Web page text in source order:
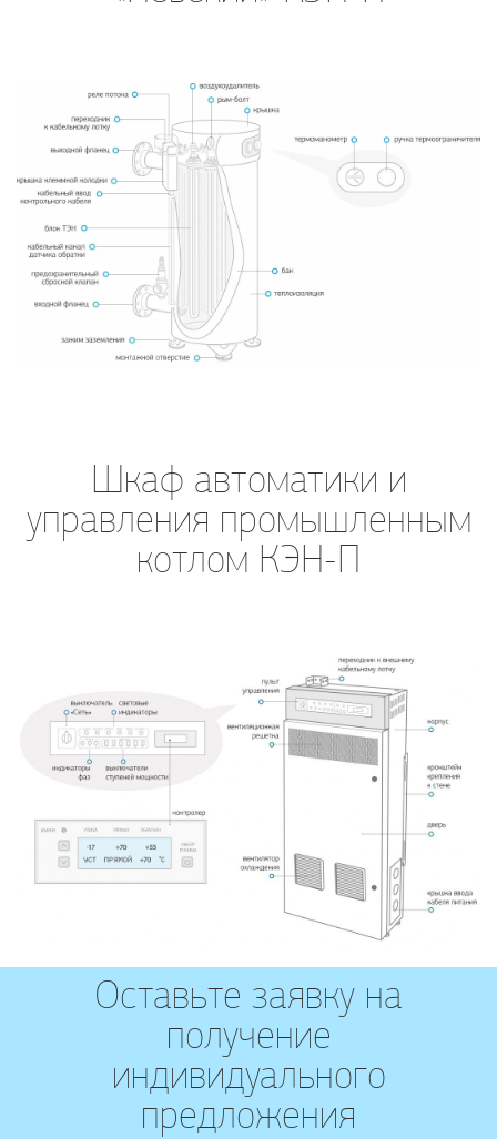
Шкаф автоматики и
управления промышленным
котлом КЭН-П
Оставьте заявку на
получение
индивидуального
предложения